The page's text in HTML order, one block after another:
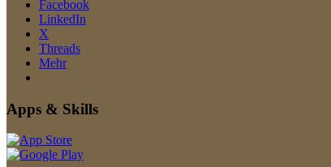
Facebook
LinkedIn
X
Threads
Mehr
Apps & Skills